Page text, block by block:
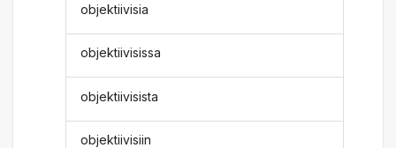
objektiivisia
objektiivisissa
objektiivisista
objektiivisiin